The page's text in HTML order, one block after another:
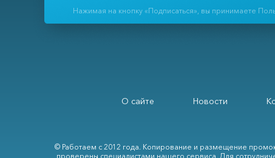
Нажимая на кнопку «Подписаться», вы принимаете
О сайте Новости
© Работаем с 2012 года. Копирование и размещение
проверены специалистами нашего сервиса. Для